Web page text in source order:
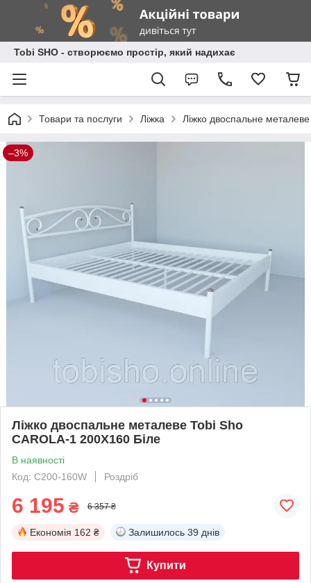
Tobi SHO - створюємо простір, який надихає
Товари та послуги Ліжка Ліжко двоспальне
–3%
Ліжко двоспальне металеве Tobi Sho
CAROLA-1 200Х160 Біле
В наявності
Код: C200-160W
Роздріб
6 195 ₴ 6 357 ₴
Економія 162 ₴ Залишилось 39 днів
Купити